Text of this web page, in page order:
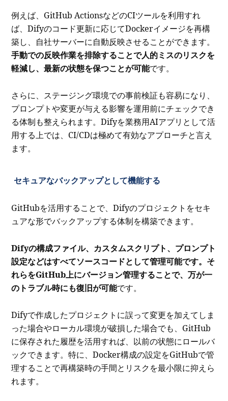
例えば、GitHub ActionsなどのCIツールを利用すれ
ば、Difyのコード更新に応じてDockerイメージを再構
築し、自社サーバーに自動反映させることができます。
手動での反映作業を排除することで人的ミスのリスクを
軽減し、最新の状態を保つことが可能です。
さらに、ステージング環境での事前検証も容易になり、
プロンプトや変更が与える影響を運用前にチェックでき
る体制も整えられます。Difyを業務用AIアプリとして活
用する上では、CI/CDは極めて有効なアプローチと言え
ます。
セキュアなバックアップとして機能する
GitHubを活用することで、Difyのプロジェクトをセキ
ュアな形でバックアップする体制を構築できます。
Difyの構成ファイル、カスタムスクリプト、プロンプト
設定などはすべてソースコードとして管理可能です。そ
れらをGitHub上にバージョン管理することで、万が一
のトラブル時にも復旧が可能です。
Difyで作成したプロジェクトに誤って変更を加えてしま
った場合やローカル環境が破損した場合でも、GitHub
に保存された履歴を活用すれば、以前の状態にロールバ
ックできます。特に、Docker構成の設定をGitHubで管
理することで再構築時の手間とリスクを最小限に抑えら
れます。